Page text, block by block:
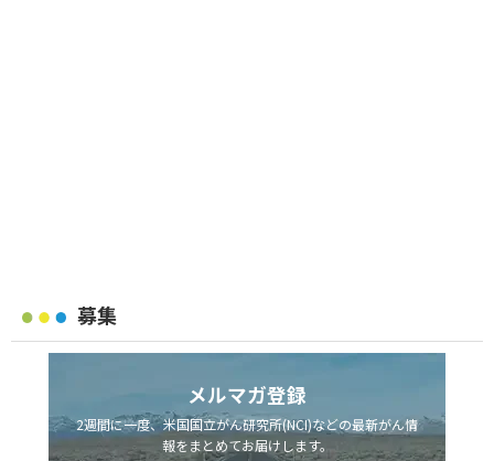
募集
メルマガ登録
2週間に一度、米国国立がん研究所(NCI)などの最新がん情
報をまとめてお届けします。